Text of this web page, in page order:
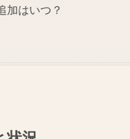
加はいつ？